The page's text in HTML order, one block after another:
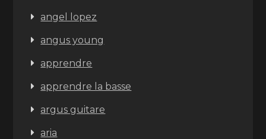
angel lopez
angus young
apprendre
apprendre la basse
argus guitare
aria